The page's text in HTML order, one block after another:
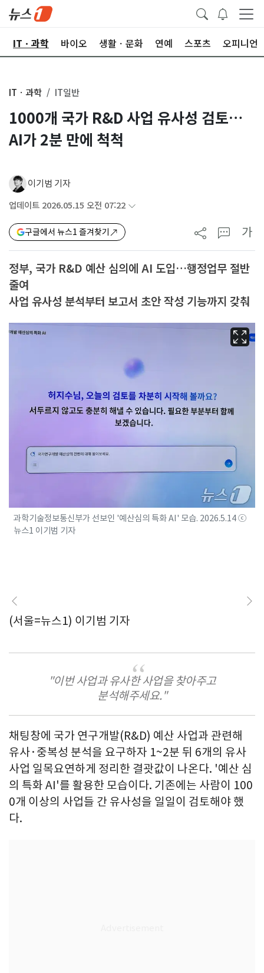
ITㆍ과학 바이오 생활ㆍ문화 연예 스포츠 오피니언
ITㆍ과학 IT일반
1000개 국가 R&D 사업 유사성 검토…
AI가 2분 만에 척척
이기범 기자
업데이트 2026.05.15 오전 07:22
구글에서 뉴스1 즐겨찾기 가
정부, 국가 R&D 예산 심의에 AI 도입…행정업무 절반
줄여
사업 유사성 분석부터 보고서 초안 작성 기능까지 갖춰
과학기술정보통신부가 선보인 '예산심의 특화 AI' 모습. 2026.5.14 ⓒ
뉴스1 이기범 기자
(서울=뉴스1) 이기범 기자
"이번 사업과 유사한 사업을 찾아주고
분석해주세요."
채팅창에 국가 연구개발(R&D) 예산 사업과 관련해
유사·중복성 분석을 요구하자 1~2분 뒤 6개의 유사
사업 일목요연하게 정리한 결괏값이 나온다. '예산 심
의 특화 AI'를 활용한 모습이다. 기존에는 사람이 100
0개 이상의 사업들 간 유사성을 일일이 검토해야 했
다.